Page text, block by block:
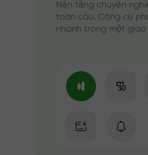
Nền tảng chuyên
toàn cầu. Công cụ
nhanh trong một